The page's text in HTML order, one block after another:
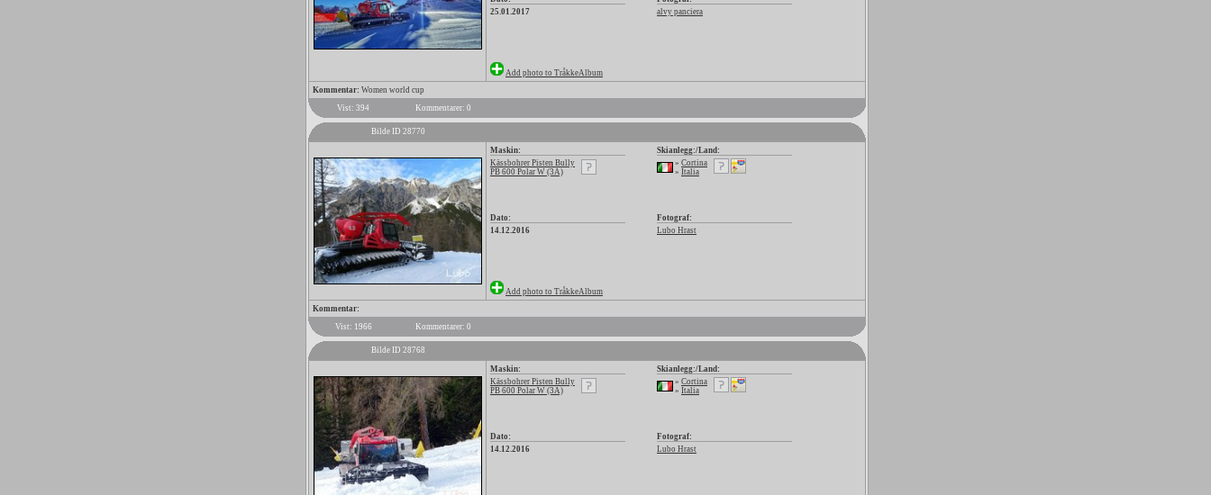
25.01.2017
alvy panciera
Add photo to TråkkeAlbum
Kommentar: Women world cup
Vist: 394
Kommentarer: 0
Bilde ID 28770
Maskin:
Kässbohrer Pisten Bully
PB 600 Polar W (3A)
Skianlegg:/Land:
» Cortina
» Italia
Dato:
14.12.2016
Fotograf:
Lubo Hrast
Add photo to TråkkeAlbum
Kommentar:
Vist: 1966
Kommentarer: 0
Bilde ID 28768
Maskin:
Kässbohrer Pisten Bully
PB 600 Polar W (3A)
Skianlegg:/Land:
» Cortina
» Italia
Dato:
14.12.2016
Fotograf:
Lubo Hrast